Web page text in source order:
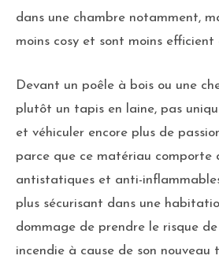
dans une chambre notamment,
moins cosy et sont moins
Devant un poêle à bois ou une
plutôt un tapis en laine, pas
et véhiculer encore plus de
parce que ce matériau comporte
antistatiques et anti-
plus sécurisant dans une
dommage de prendre le risque
incendie à cause de son nouveau